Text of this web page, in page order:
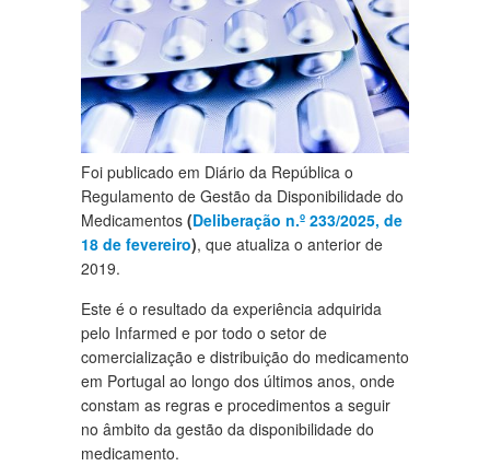
Foi publicado em Diário da República o
Regulamento de Gestão da Disponibilidade do
Medicamentos (Deliberação n.º 233/2025, de
18 de fevereiro), que atualiza o anterior de
2019.
Este é o resultado da experiência adquirida
pelo Infarmed e por todo o setor de
comercialização e distribuição do medicamento
em Portugal ao longo dos últimos anos, onde
constam as regras e procedimentos a seguir
no âmbito da gestão da disponibilidade do
medicamento.